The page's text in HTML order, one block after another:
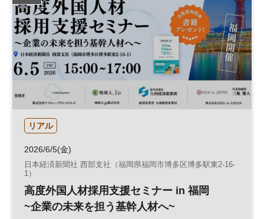
リアル
2026/6/5(金)
日本経済新聞社 西部支社（福岡県福岡市博多区博多駅東2-16-
1）
高度外国人材採用支援セミナー in 福岡
~企業の未来を担う基幹人材へ~